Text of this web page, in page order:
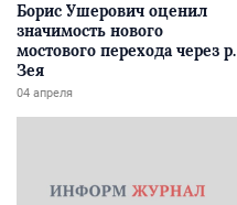
Борис Ушерович оценил
значимость нового
мостового перехода через р.
Зея
04 апреля